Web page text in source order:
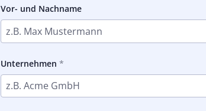
Vor- und Nachname
Unternehmen